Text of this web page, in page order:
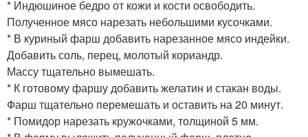
* Индюшиное бедро от кожи и кости освободить.
Полученное мясо нарезать небольшими кусочками.
* В куриный фарш добавить нарезанное мясо индейки.
Добавить соль, перец, молотый кориандр.
Массу тщательно вымешать.
* К готовому фаршу добавить желатин и стакан воды.
Фарш тщательно перемешать и оставить на 20 минут.
* Помидор нарезать кружочками, толщиной 5 мм.